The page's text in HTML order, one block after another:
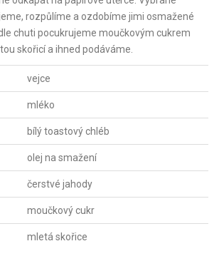
rozpůlíme a ozdobíme jimi osmažené
chuti pocukrujeme moučkovým cukrem
skořicí a ihned podáváme.
vejce
mléko
bílý toastový chléb
olej na smažení
čerstvé jahody
moučkový cukr
mletá skořice